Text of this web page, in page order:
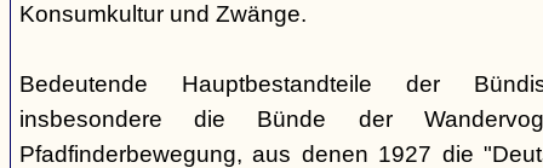
Konsumkultur und Zwänge.
Bedeutende Hauptbestandteile der
insbesondere die Bünde der
Pfadfinderbewegung, aus denen 1927 die